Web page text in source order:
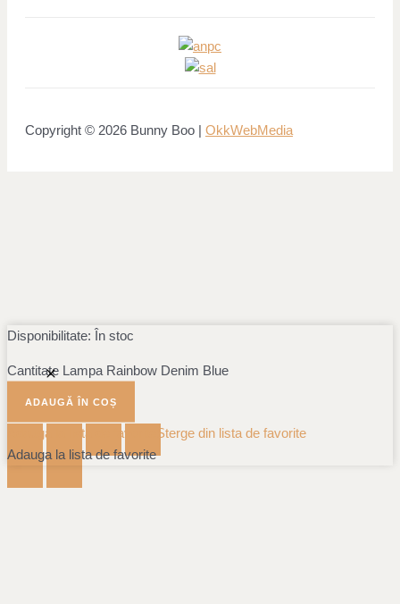
Copyright © 2026 Bunny Boo | OkkWebMedia
Disponibilitate: În stoc
Cantitate Lampa Rainbow Denim Blue
ADAUGĂ ÎN COȘ
Adauga la lista de favorite
Sterge din lista de favorite
Adauga la lista de favorite